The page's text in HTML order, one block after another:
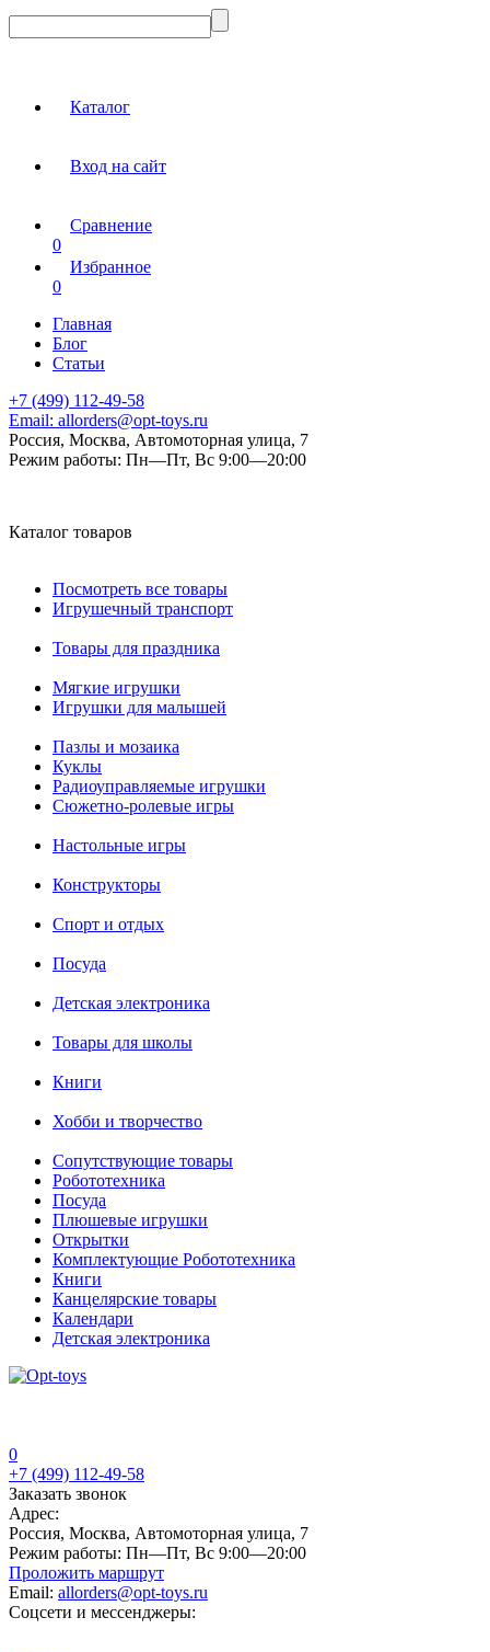
Каталог
Вход на сайт
Сравнение
0
Избранное
0
Главная
Блог
Статьи
+7 (499) 112-49-58
Email: allorders@opt-toys.ru
Россия, Москва, Автомоторная улица, 7
Режим работы: Пн—Пт, Вс 9:00—20:00
Каталог товаров
Посмотреть все товары
Игрушечный транспорт
Товары для праздника
Мягкие игрушки
Игрушки для малышей
Пазлы и мозаика
Куклы
Радиоуправляемые игрушки
Сюжетно-ролевые игры
Настольные игры
Конструкторы
Спорт и отдых
Посуда
Детская электроника
Товары для школы
Книги
Хобби и творчество
Сопутствующие товары
Робототехника
Посуда
Плюшевые игрушки
Открытки
Комплектующие Робототехника
Книги
Канцелярские товары
Календари
Детская электроника
0
+7 (499) 112-49-58
Заказать звонок
Адрес:
Россия, Москва, Автомоторная улица, 7
Режим работы: Пн—Пт, Вс 9:00—20:00
Проложить маршрут
Email: allorders@opt-toys.ru
Соцсети и мессенджеры: